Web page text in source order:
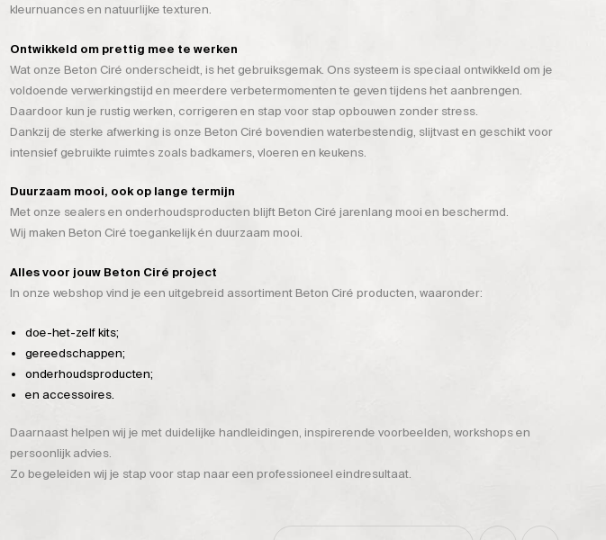
kleurnuances en natuurlijke texturen.
Ontwikkeld om prettig mee te werken
Wat onze Beton Ciré onderscheidt, is het gebruiksgemak. Ons systeem is speciaal ontwikkeld om je
voldoende verwerkingstijd en meerdere verbetermomenten te geven tijdens het aanbrengen.
Daardoor kun je rustig werken, corrigeren en stap voor stap opbouwen zonder stress.
Dankzij de sterke afwerking is onze Beton Ciré bovendien waterbestendig, slijtvast en geschikt voor
intensief gebruikte ruimtes zoals badkamers, vloeren en keukens.
Duurzaam mooi, ook op lange termijn
Met onze sealers en onderhoudsproducten blijft Beton Ciré jarenlang mooi en beschermd.
Wij maken Beton Ciré toegankelijk én duurzaam mooi.
Alles voor jouw Beton Ciré project
In onze webshop vind je een uitgebreid assortiment Beton Ciré producten, waaronder:
doe-het-zelf kits;
gereedschappen;
onderhoudsproducten;
en accessoires.
Daarnaast helpen wij je met duidelijke handleidingen, inspirerende voorbeelden, workshops en
persoonlijk advies.
Zo begeleiden wij je stap voor stap naar een professioneel eindresultaat.